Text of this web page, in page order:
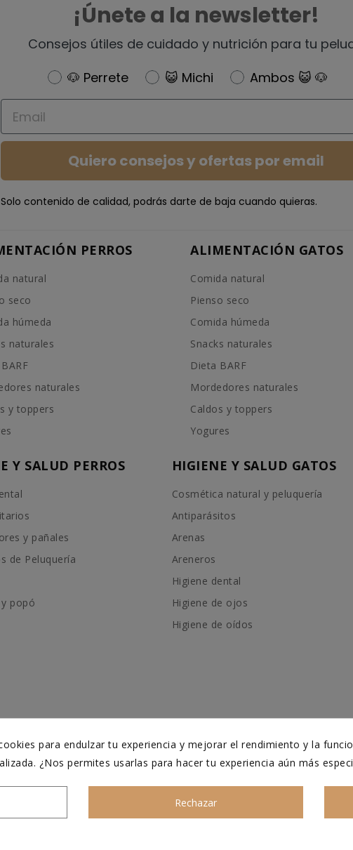
¡Únete a la newsletter!
Consejos útiles de cuidado y nutrición para tu
Newsletter
🐶 Perrete 😺 Michi
Ambos 😺 🐶
Email
Quiero consejos y ofertas por email
Solo contenido de calidad, podrás darte de baja cuando quieras.
PERROS
natural
seco
húmeda
naturales
naturales
y toppers
ALIMENTACIÓN GATOS
Comida natural
Pienso seco
Comida húmeda
Snacks naturales
Dieta BARF
Mordedores naturales
Caldos y toppers
Yogures
Y SALUD PERROS
y pañales
de Peluquería
popó
HIGIENE Y SALUD GATOS
Cosmética natural y peluquería
Antiparásitos
Arenas
Areneros
Higiene dental
Higiene de ojos
Higiene de oídos
para endulzar tu experiencia y mejorar el rendimiento y la
¿Nos permites usarlas para hacer tu experiencia aún más
Rechazar